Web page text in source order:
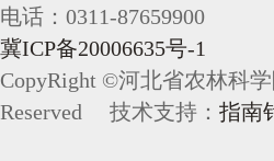
电话：0311-87659900
冀ICP备20006635号-1
CopyRight ©河北省农林科
Reserved 技术支持： 指南